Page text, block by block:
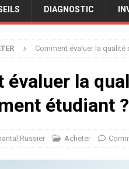
DIAGNOSTIC
Comment évaluer la qualité
évaluer la
étudiant ?
Russier Acheter